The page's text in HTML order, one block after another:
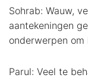
Sohrab: Wauw,
aantekeningen
onderwerpen om
Parul: Veel te